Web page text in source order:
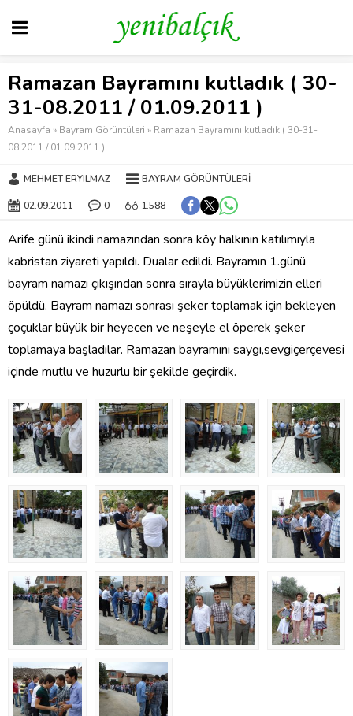
Ramazan Bayramını kutladık ( 30-
31-08.2011 / 01.09.2011 )
Anasayfa » Bayram Görüntüleri » Ramazan Bayramını kutladık ( 30-31-
08.2011 / 01.09.2011 )
MEHMET ERYILMAZ BAYRAM GÖRÜNTÜLERI
02.09.2011 0 1.588
Arife günü ikindi namazından sonra köy halkının katılımıyla
kabristan ziyareti yapıldı. Dualar edildi. Bayramın 1.günü
bayram namazı çıkışından sonra sırayla büyüklerimizin elleri
öpüldü. Bayram namazı sonrası şeker toplamak için bekleyen
çoçuklar büyük bir heyecen ve neşeyle el öperek şeker
toplamaya başladılar. Ramazan bayramını saygı,sevgiçerçevesi
içinde mutlu ve huzurlu bir şekilde geçirdik.